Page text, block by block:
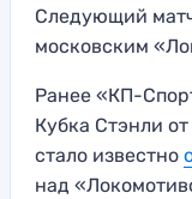
Следующий
московским
Ранее «КП-
Кубка Стэнли
стало известно
над